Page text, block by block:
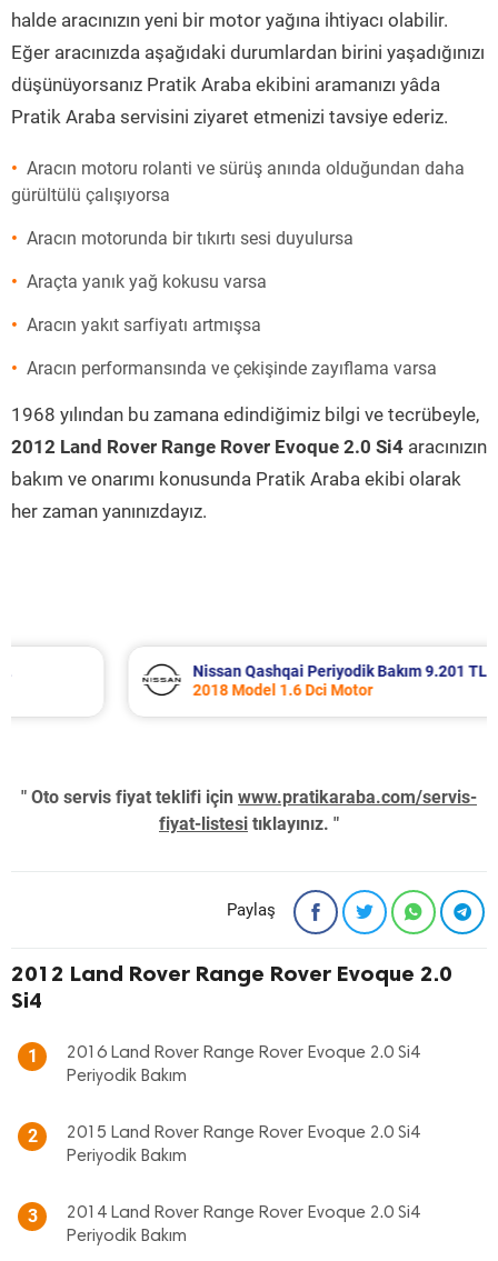
halde aracınızın yeni bir motor yağına ihtiyacı olabilir.
Eğer aracınızda aşağıdaki durumlardan birini yaşadığınızı
düşünüyorsanız Pratik Araba ekibini aramanızı yâda
Pratik Araba servisini ziyaret etmenizi tavsiye ederiz.
Aracın motoru rolanti ve sürüş anında olduğundan daha
gürültülü çalışıyorsa
Aracın motorunda bir tıkırtı sesi duyulursa
Araçta yanık yağ kokusu varsa
Aracın yakıt sarfiyatı artmışsa
Aracın performansında ve çekişinde zayıflama varsa
1968 yılından bu zamana edindiğimiz bilgi ve tecrübeyle,
2012 Land Rover Range Rover Evoque 2.0 Si4 aracınızın
bakım ve onarımı konusunda Pratik Araba ekibi olarak
her zaman yanınızdayız.
Nissan Qashqai Periyodik Bakım 9.201 TL
2018 Model 1.6 Dci Motor
" Oto servis fiyat teklifi için www.pratikaraba.com/servis-
fiyat-listesi tıklayınız. "
Paylaş
2012 Land Rover Range Rover Evoque 2.0
Si4
1
2016 Land Rover Range Rover Evoque 2.0 Si4
Periyodik Bakım
2
2015 Land Rover Range Rover Evoque 2.0 Si4
Periyodik Bakım
3
2014 Land Rover Range Rover Evoque 2.0 Si4
Periyodik Bakım